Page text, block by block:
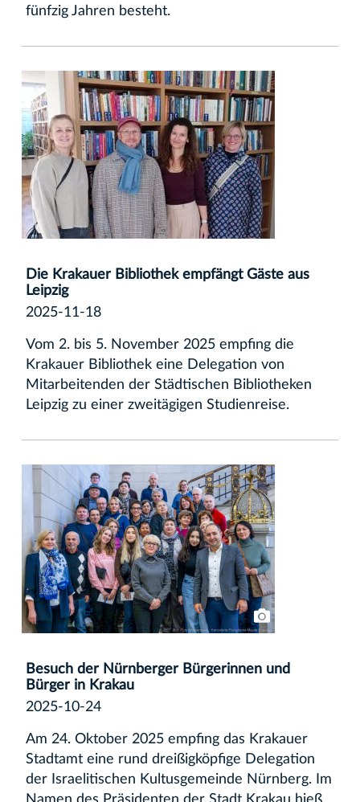
fünfzig Jahren besteht.
Die Krakauer Bibliothek empfängt Gäste aus
Leipzig
2025-11-18
Vom 2. bis 5. November 2025 empfing die
Krakauer Bibliothek eine Delegation von
Mitarbeitenden der Städtischen Bibliotheken
Leipzig zu einer zweitägigen Studienreise.
Besuch der Nürnberger Bürgerinnen und
Bürger in Krakau
2025-10-24
Am 24. Oktober 2025 empfing das Krakauer
Stadtamt eine rund dreißigköpfige Delegation
der Israelitischen Kultusgemeinde Nürnberg. Im